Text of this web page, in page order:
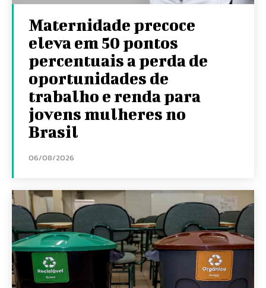
Maternidade precoce
eleva em 50 pontos
percentuais a perda de
oportunidades de
trabalho e renda para
jovens mulheres no
Brasil
06/08/2026